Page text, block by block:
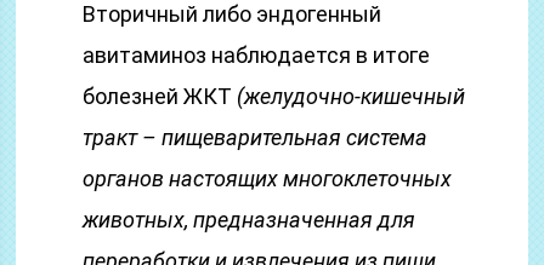
Вторичный либо эндогенный
авитаминоз наблюдается в итоге
болезней ЖКТ (желудочно-кишечный
тракт – пищеварительная система
органов настоящих многоклеточных
животных, предназначенная для